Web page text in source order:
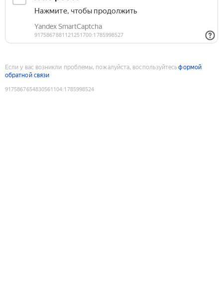
Если у вас возникли проблемы, пожалуйста, воспользуйтесьформой
обратной связи
9175867654830561104:1785998524